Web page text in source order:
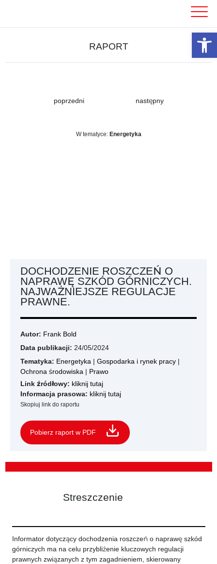
RAPORT
poprzedni następny
W tematyce: Energetyka
DOCHODZENIE ROSZCZEŃ O
NAPRAWĘ SZKÓD GÓRNICZYCH.
NAJWAŻNIEJSZE REGULACJE
PRAWNE.
Autor: Frank Bold
Data publikacji: 24/05/2024
Tematyka: Energetyka | Gospodarka i rynek pracy |
Ochrona środowiska | Prawo
Link źródłowy: kliknij tutaj
Informacja prasowa: kliknij tutaj
Skopiuj link do raportu
Pobierz raport w PDF
Streszczenie
Informator dotyczący dochodzenia roszczeń o naprawę szkód
górniczych ma na celu przybliżenie kluczowych regulacji
prawnych związanych z tym zagadnieniem, skierowany